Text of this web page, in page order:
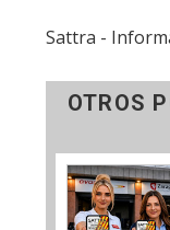
Sattra -
OTROS